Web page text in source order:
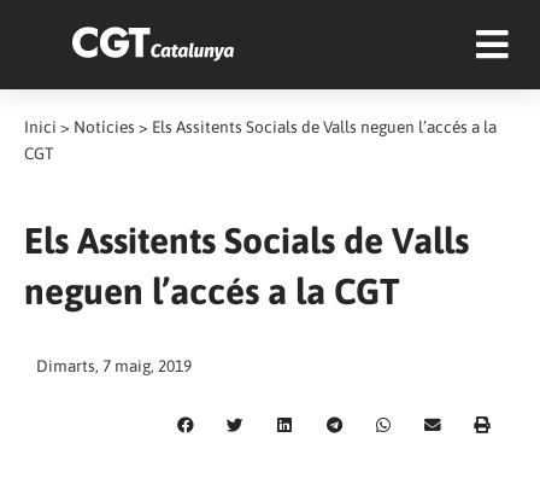
Inici > Notícies > Els Assitents Socials de Valls neguen l’accés a la
CGT
Els Assitents Socials de Valls
neguen l’accés a la CGT
Dimarts, 7 maig, 2019